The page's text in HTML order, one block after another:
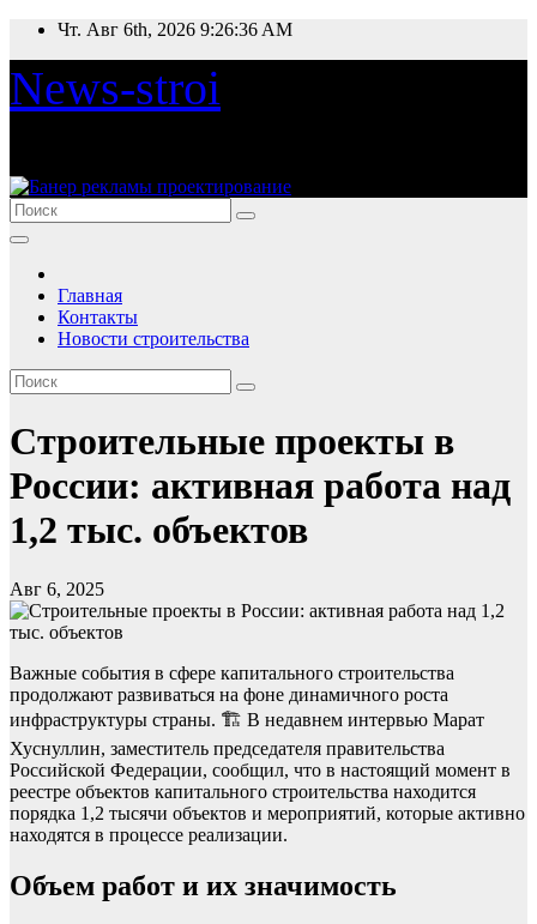
Перейти
содержимому
Чт. Авг 6th, 2026 9:26:36 AM
News-stroi
Главная
Контакты
Новости строительства
Строительные проекты в
России: активная работа над
1,2 тыс. объектов
Авг 6, 2025
Важные события в сфере капитального строительства
продолжают развиваться на фоне динамичного роста
инфраструктуры страны. 🏗️ В недавнем интервью Марат
Хуснуллин, заместитель председателя правительства
Российской Федерации, сообщил, что в настоящий момент в
реестре объектов капитального строительства находится
порядка 1,2 тысячи объектов и мероприятий, которые активно
находятся в процессе реализации.
Объем работ и их значимость